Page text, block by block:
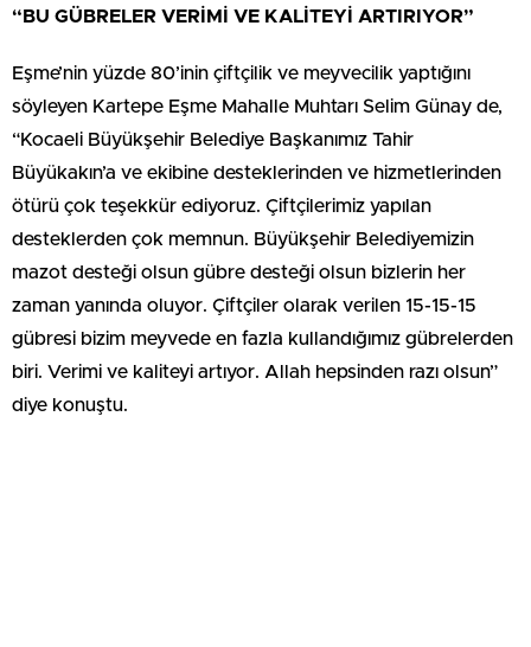
“BU GÜBRELER VERİMİ VE KALİTEYİ ARTIRIYOR”
Eşme’nin yüzde 80’inin çiftçilik ve meyvecilik yaptığını
söyleyen Kartepe Eşme Mahalle Muhtarı Selim Günay de,
“Kocaeli Büyükşehir Belediye Başkanımız Tahir
Büyükakın’a ve ekibine desteklerinden ve hizmetlerinden
ötürü çok teşekkür ediyoruz. Çiftçilerimiz yapılan
desteklerden çok memnun. Büyükşehir Belediyemizin
mazot desteği olsun gübre desteği olsun bizlerin her
zaman yanında oluyor. Çiftçiler olarak verilen 15-15-15
gübresi bizim meyvede en fazla kullandığımız gübrelerden
biri. Verimi ve kaliteyi artıyor. Allah hepsinden razı olsun”
diye konuştu.